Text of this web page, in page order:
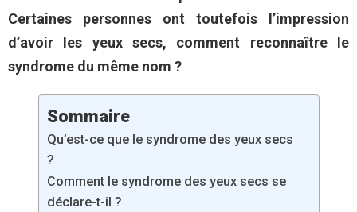
Certaines personnes ont toutefois l’impression
d’avoir les yeux secs, comment reconnaître le
syndrome du même nom ?
Sommaire
Qu’est-ce que le syndrome des yeux secs
?
Comment le syndrome des yeux secs se
déclare-t-il ?